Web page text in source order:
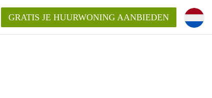
GRATIS JE HUURWONING AANBIEDEN